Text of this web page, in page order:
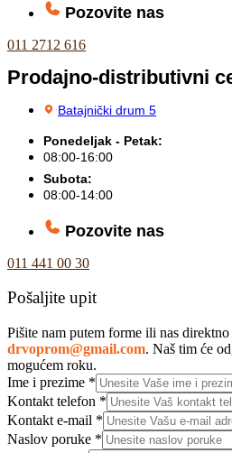
Pozovite nas
011 2712 616
Prodajno-distributivni
Batajnički drum 5
Ponedeljak - Petak:
08:00-16:00
Subota:
08:00-14:00
Pozovite nas
011 441 00 30
Pošaljite upit
Pišite nam putem forme ili nas
drvoprom@gmail.com. Naš tim će
mogućem roku.
Ime i prezime *
Kontakt telefon *
Kontakt e-mail *
Naslov poruke *